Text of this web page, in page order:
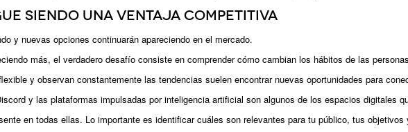
siendo una ventaja competitiva
y nuevas opciones continuarán apareciendo en el mercado.
más, el verdadero desafío consiste en comprender cómo cambian los hábitos de las
y observan constantemente las tendencias suelen encontrar nuevas oportunidades para
y las plataformas impulsadas por inteligencia artificial son algunos de los espacios digitales
en todas ellas. Lo importante es identificar cuáles son relevantes para tu público, tus